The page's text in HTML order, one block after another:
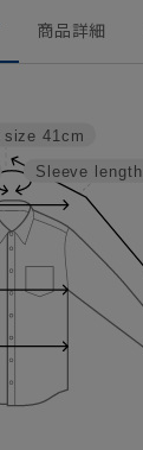
商品詳細
Sleeve length
size 41cm